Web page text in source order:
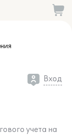
Вход
учета на